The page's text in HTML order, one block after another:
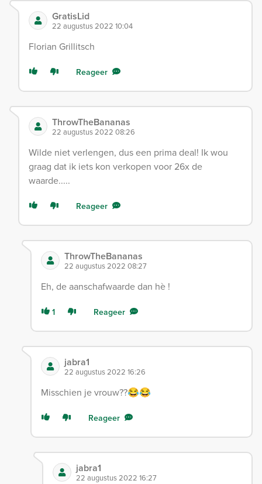
GratisLid
22 augustus 2022 10:04
Florian Grillitsch
Reageer
ThrowTheBananas
22 augustus 2022 08:26
Wilde niet verlengen, dus een prima deal! Ik wou
graag dat ik iets kon verkopen voor 26x de
waarde.....
Reageer
ThrowTheBananas
22 augustus 2022 08:27
Eh, de aanschafwaarde dan hè !
1 Reageer
jabra1
22 augustus 2022 16:26
Misschien je vrouw??😂😂
Reageer
jabra1
22 augustus 2022 16:27